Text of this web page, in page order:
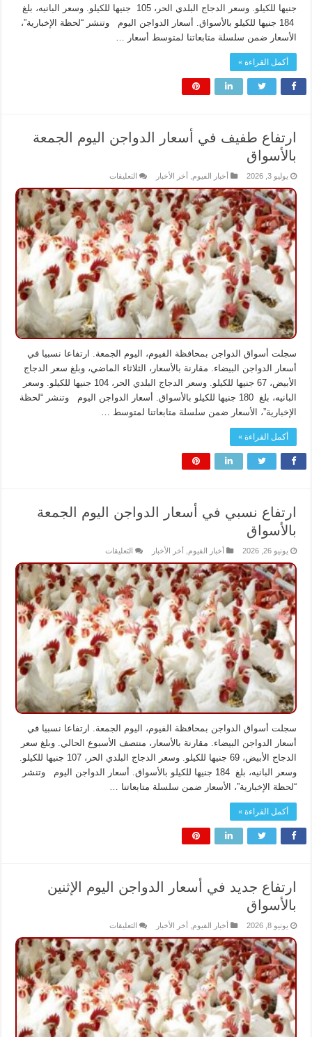
جنيها للكيلو. وسعر الدجاج البلدي الحر، 105 جنيها للكيلو. وسعر البانيه، بلغ
184 جنيها للكيلو بالأسواق. أسعار الدواجن اليوم وتنشر “لحظة الإخبارية”،
الأسعار ضمن سلسلة متابعاتنا لمتوسط أسعار …
أكمل القراءة »
ارتفاع طفيف في أسعار الدواجن اليوم الجمعة
بالأسواق
يوليو 3, 2026 أخبار الفيوم أخر الأخبار التعليقاتعلى
طفيف
في
أسعار
الدواجن
اليوم
الجمعة
بالأسواق
مغلقة
سجلت أسواق الدواجن بمحافظة الفيوم، اليوم الجمعة. ارتفاعا نسبيا في
أسعار الدواجن البيضاء. مقارنة بالأسعار، الثلاثاء الماضي، وبلغ سعر الدجاج
الأبيض، 67 جنيها للكيلو. وسعر الدجاج البلدي الحر، 104 جنيها للكيلو. وسعر
البانيه، بلغ 180 جنيها للكيلو بالأسواق. أسعار الدواجن اليوم وتنشر “لحظة
الإخبارية”، الأسعار ضمن سلسلة متابعاتنا لمتوسط …
أكمل القراءة »
ارتفاع نسبي في أسعار الدواجن اليوم الجمعة
بالأسواق
يونيو 26, 2026 أخبار الفيوم أخر الأخبار التعليقاتعلى
نسبي
في
أسعار
الدواجن
اليوم
الجمعة
بالأسواق
مغلقة
سجلت أسواق الدواجن بمحافظة الفيوم، اليوم الجمعة. ارتفاعا نسبيا في
أسعار الدواجن البيضاء. مقارنة بالأسعار، منتصف الأسبوع الحالي. وبلغ سعر
الدجاج الأبيض، 69 جنيها للكيلو. وسعر الدجاج البلدي الحر، 107 جنيها للكيلو.
وسعر البانيه، بلغ 184 جنيها للكيلو بالأسواق. أسعار الدواجن اليوم وتنشر
“لحظة الإخبارية”، الأسعار ضمن سلسلة متابعاتنا …
أكمل القراءة »
ارتفاع جديد في أسعار الدواجن اليوم الإثنين
بالأسواق
يونيو 8, 2026 أخبار الفيوم أخر الأخبار التعليقاتعلى
جديد
في
أسعار
الدواجن
اليوم
الإثنين
بالأسواق
مغلقة